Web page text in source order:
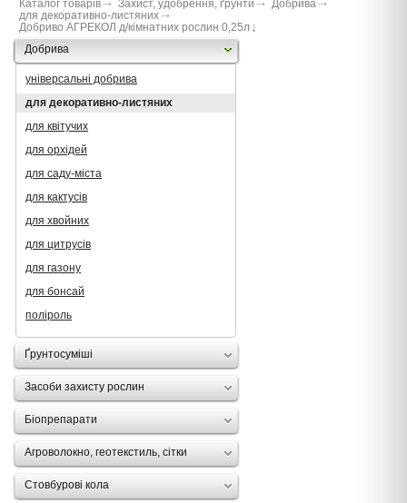
Каталог товарів Захист, удобрення, ґрунти
Добрива
для декоративно-листяних
Добриво АГРЕКОЛ д/кімнатних рослин 0,25л
Добрива
універсальні добрива
для декоративно-листяних
для квітучих
для орхідей
для саду-міста
для кактусів
для хвойних
для цитрусів
для газону
для бонсай
поліроль
Ґрунтосуміші
Засоби захисту рослин
Біопрепарати
Агроволокно, геотекстиль, сітки
Стовбурові кола